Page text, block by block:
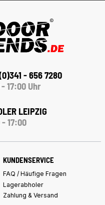
- 656 7280
17:00 Uhr
LEIPZIG
17:00
KUNDENSERVICE
FAQ / Häufige Fragen
Lagerabholer
Zahlung & Versand